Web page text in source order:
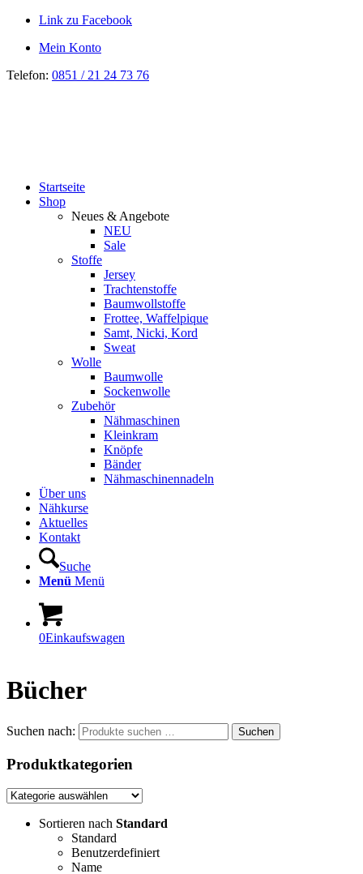
Link zu Facebook
Mein Konto
Telefon: 0851 / 21 24 73 76
Startseite
Shop
Neues & Angebote
NEU
Sale
Stoffe
Jersey
Trachtenstoffe
Baumwollstoffe
Frottee, Waffelpique
Samt, Nicki, Kord
Sweat
Wolle
Baumwolle
Sockenwolle
Zubehör
Nähmaschinen
Kleinkram
Knöpfe
Bänder
Nähmaschinennadeln
Über uns
Nähkurse
Aktuelles
Kontakt
Suche
Menü Menü
0Einkaufswagen
Bücher
Sortieren nach Standard
Standard
Benutzerdefiniert
Name
Suchen nach: Suchen
Produktkategorien